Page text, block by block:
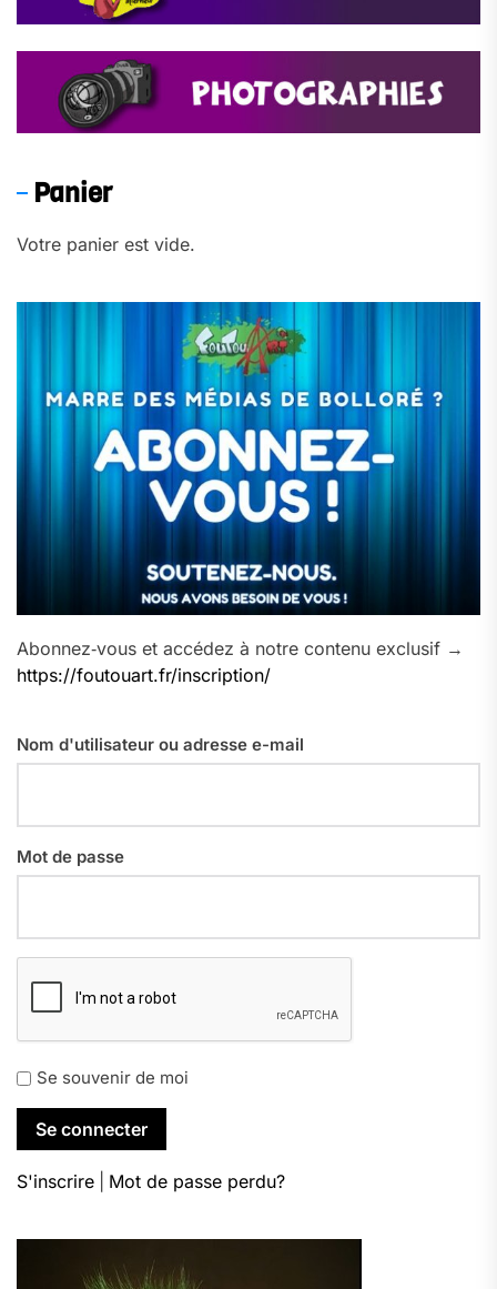
Panier
Votre panier est vide.
Abonnez‑vous et accédez à notre contenu exclusif →
https://foutouart.fr/inscription/
Nom d'utilisateur ou adresse e-mail
Mot de passe
Se souvenir de moi
S'inscrire Mot de passe perdu?